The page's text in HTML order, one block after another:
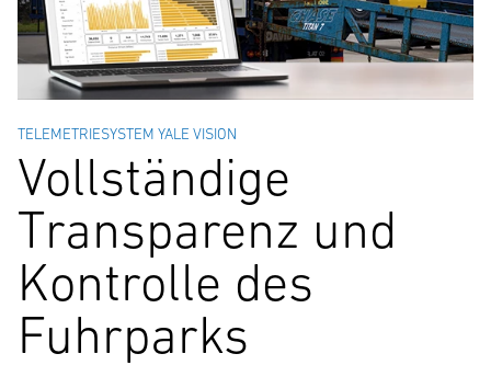
TELEMETRIESYSTEM YALE VISION
Vollständige
Transparenz und
Kontrolle des
Fuhrparks